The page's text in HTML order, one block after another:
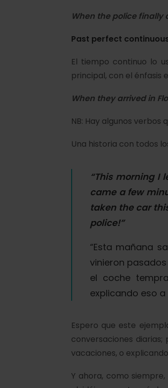
When the police finally
Past perfect
El tiempo continuo lo
principal, con el énfasis
When they arrivedin
NB: Hay algunos verbos
Una historia con todos
“This morning I
came a few
taken the car
police!”
“Esta mañana
vinieron pasados
el coche
explicando eso a
Espero que este
conversaciones
vacaciones, o
Y ahora, como